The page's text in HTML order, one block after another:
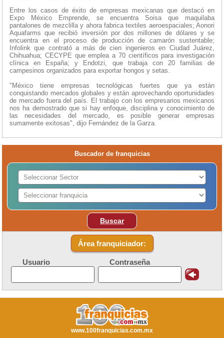
Entre los casos de éxito de empresas mexicanas que destacó en
Expo México Emprende, se encuentra Soisa que maquilaba
pantalones de mezclilla y ahora fabrica textiles aeroespaciales; Aonori
Aquafarms que recibió inversión por dos millones de dólares y se
encuentra en el proceso de producción de camarón sustentable;
Infolink que contrató a más de cien ingenieros en Ciudad Juárez,
Chihuahua; CECYPE que emplea a 70 científicos para investigación
clínica en España; y Endotzi, que trabaja con 20 familias de
campesinos organizados para exportar hongos y setas.
"México tiene empresas tecnológicas fuertes que ya están
conquistando mercados globales y están aprovechando oportunidades
de mercado fuera del país. El trabajo con los empresarios mexicanos
nos ha demostrado que si hay enfoque, disciplina y conocimiento de
las necesidades del mercado, es posible generar empresas
sumamente exitosas", dijo Fernández de la Garza.
Buscador de franquicias
Buscar
Área franquiciador:
Usuario Contraseña
www.100franquicias.com.mx